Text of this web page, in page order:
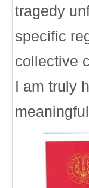
tragedy
specific
collective
I am truly